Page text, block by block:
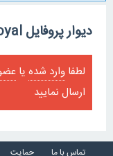
دیوار پروفایل amirloyal
لطفا وارد شده یا
ارسال نمایید
تماس با ما حمایت